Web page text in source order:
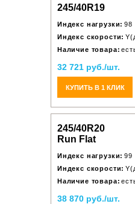
245/40R19
Индекс нагрузки: 98
Индекс скорости:
Наличие товара:
32 721 руб./шт.
КУПИТЬ В 1 КЛИК
245/40R20
Run Flat
Индекс нагрузки: 99
Индекс скорости:
Наличие товара:
38 870 руб./шт.